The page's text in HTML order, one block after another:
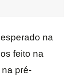
na
feito na
pré-